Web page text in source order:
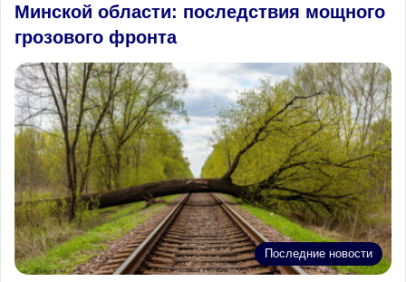
Минской области: последствия мощного
грозового фронта
Последние новости